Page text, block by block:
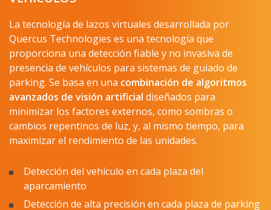
La tecnología de lazos virtuales desarrollada por
Quercus Technologies es una tecnología que
proporciona una detección fiable y no invasiva de
presencia de vehículos para sistemas de guiado de
parking. Se basa en unacombinación de algoritmos
avanzados de visión artificialdiseñados para
minimizar los factores externos, como sombras o
cambios repentinos de luz, y, al mismo tiempo, para
maximizar el rendimiento de las unidades.
aparcamiento
Detección de alta precisión en cada plaza de parking
Sistema de guiado con tasa de +99%